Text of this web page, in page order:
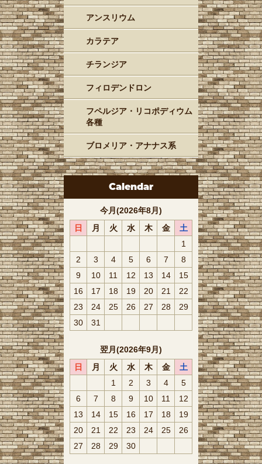
アンスリウム
カラテア
チランジア
フィロデンドロン
フペルジア・リコポディウム
各種
ブロメリア・アナナス系
Calendar
今月(2026年8月)
日
月 火 水 木 金
土
1
2
3 4 5 6 7
8
9
10 11 12 13 14
15
16
17 18 19 20 21
22
23
24 25 26 27 28
29
30
31
翌月(2026年9月)
日
月 火 水 木 金
土
1
2 3 4
5
6
7 8 9 10 11
12
13
14 15 16 17 18
19
20
21 22 23 24 25
26
27
28 29 30